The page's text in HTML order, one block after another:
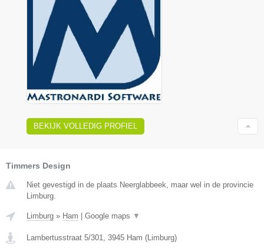
BEKIJK VOLLEDIG PROFIEL
Timmers Design
Niet gevestigd in de plaats Neerglabbeek, maar wel in de provincie
Limburg.
Limburg » Ham Google maps ▼
Lambertusstraat 5/301, 3945 Ham (Limburg)